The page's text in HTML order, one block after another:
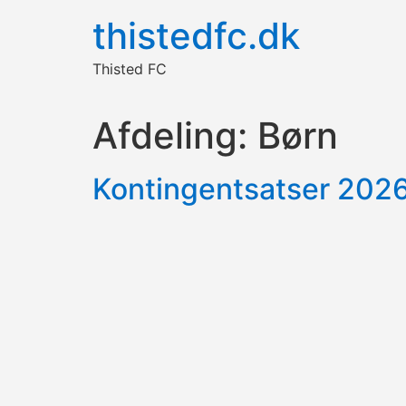
thistedfc.dk
Thisted FC
Afdeling: Børn
Kontingentsatser